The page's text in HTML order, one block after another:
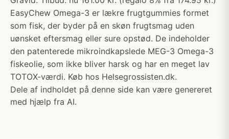
EasyChew Omega-3 er lækre frugtgummies formet
som fisk, der byder på en skøn frugtsmag uden
uønsket eftersmag eller sure opstød. De indeholder
den patenterede mikroindkapslede MEG-3 Omega-3
fiskeolie, som ikke bliver harsk og har en meget lav
TOTOX-værdi. Køb hos Helsegrossisten.dk.
Dele af indholdet på denne side kan være genereret
med hjælp fra AI.